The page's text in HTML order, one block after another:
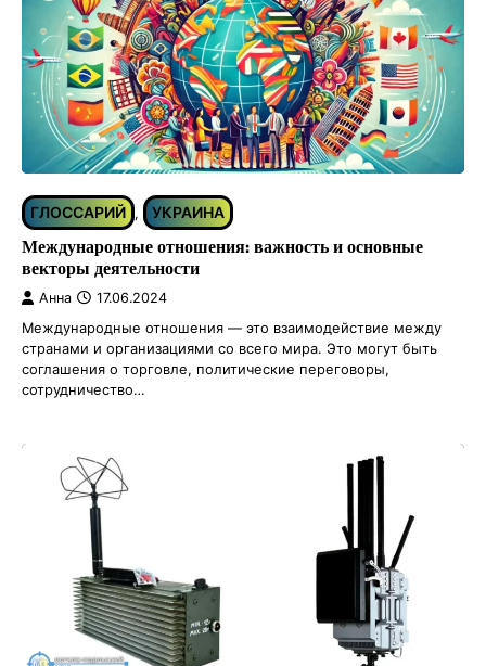
ГЛОССАРИЙ , УКРАИНА
Международные отношения: важность и основные
векторы деятельности
Анна 17.06.2024
Международные отношения — это взаимодействие между
странами и организациями со всего мира. Это могут быть
соглашения о торговле, политические переговоры,
сотрудничество…